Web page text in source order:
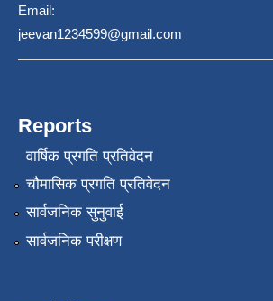
Email:
jeevan1234599@gmail.com
Reports
वार्षिक प्रगति प्रतिवेदन
चौमासिक प्रगति प्रतिवेदन
सार्वजनिक सुनुवाई
सार्वजनिक परीक्षण